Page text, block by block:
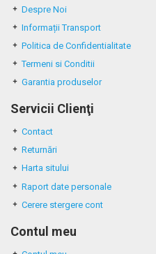
Despre Noi
Informații Transport
Politica de Confidentialitate
Termeni si Conditii
Garantia produselor
Servicii Clienţi
Contact
Returnări
Harta sitului
Raport date personale
Cerere stergere cont
Contul meu